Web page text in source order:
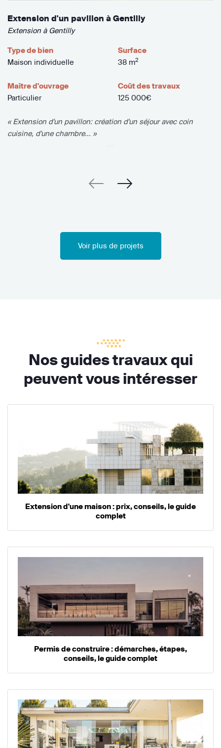
Extension d'un pavillon à Gentilly
Extension à Gentilly
Type de bien
Maison individuelle
Surface
38 m2
Maître d'ouvrage
Particulier
Coût des travaux
125 000€
« Extension d'un pavillon: création d'un séjour avec coin
cuisine, d'une chambre... »
Voir plus de projets
Nos guides travaux qui
peuvent vous intéresser
Extension d'une maison : prix, conseils, le guide
complet
Permis de construire : démarches, étapes,
conseils, le guide complet